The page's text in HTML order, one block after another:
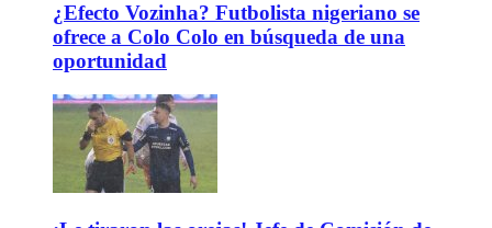
¿Efecto Vozinha? Futbolista nigeriano se
ofrece a Colo Colo en búsqueda de una
oportunidad